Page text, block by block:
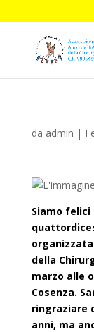
da admin |
Siamo felici
organizzata
della
marzo alle
Cosenza.
ringraziare
anni, ma